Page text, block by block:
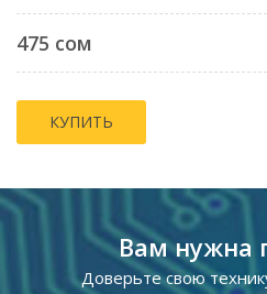
475 сом
КУПИТЬ
Вам нужна
Доверьте свою